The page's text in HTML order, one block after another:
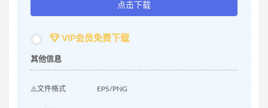
点击下载
VIP会员免费下载
其他信息
⚠️文件格式 EPS/PNG